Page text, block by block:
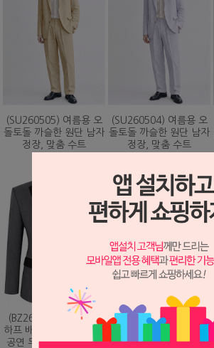
(SU260505) 여름용 오
돌토돌 까슬한 원단 남자
정장, 맞춤 수트
(SU260504) 여름용 오
돌토돌 까슬한 원단 남자
정장, 맞춤 수트
(BZ260203) 화려하게
하프 배색 핫픽스 디자인
공연 무대 맞춤 제작 자
(DS260479) 여름용 여
름용 바람이 솔솔 부는
망사직조 셔츠, 남녀 맞